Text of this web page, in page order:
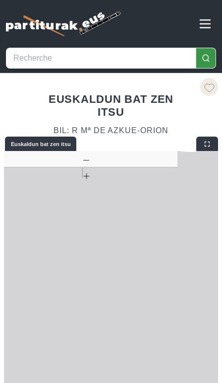
EUSKALDUN BAT ZEN
ITSU
BIL: R Mª DE AZKUE-ORION
Euskaldun bat zen itsu